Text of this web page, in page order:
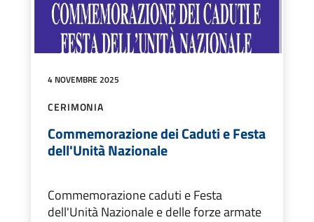
4 NOVEMBRE 2025
CERIMONIA
Commemorazione dei Caduti e Festa
dell'Unità Nazionale
Commemorazione caduti e Festa
dell'Unità Nazionale e delle forze armate